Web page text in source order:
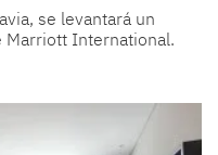
se levantará un
Marriott International.